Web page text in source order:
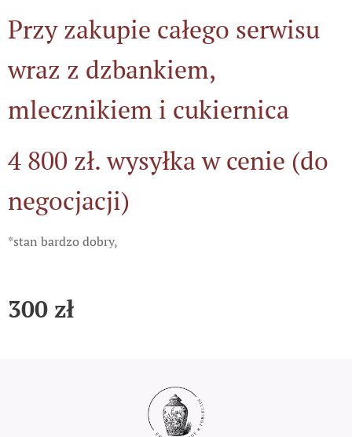
Przy zakupie całego serwisu
wraz z dzbankiem,
mlecznikiem i cukiernica
4 800 zł. wysyłka w cenie (do
negocjacji)
*stan bardzo dobry,
300 zł